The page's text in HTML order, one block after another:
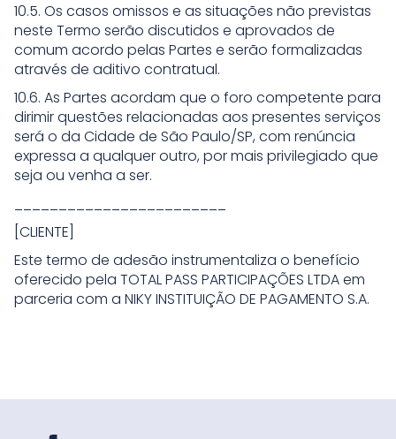
10.5. Os casos omissos e as situações não previstas
neste Termo serão discutidos e aprovados de
comum acordo pelas Partes e serão formalizadas
através de aditivo contratual.
10.6. As Partes acordam que o foro competente para
dirimir questões relacionadas aos presentes serviços
será o da Cidade de São Paulo/SP, com renúncia
expressa a qualquer outro, por mais privilegiado que
seja ou venha a ser.
[CLIENTE]
Este termo de adesão instrumentaliza o benefício
oferecido pela TOTAL PASS PARTICIPAÇÕES LTDA em
parceria com a NIKY INSTITUIÇÃO DE PAGAMENTO S.A.